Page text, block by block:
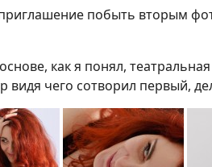
побыть вторым
как я понял,
видя чего сотворил первый,